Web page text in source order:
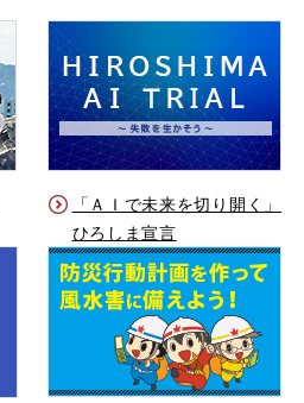
「ＡＩで未来を切り開く」
ひろしま宣言